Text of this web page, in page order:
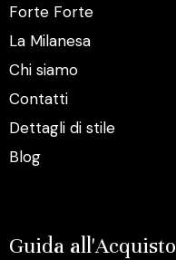
Forte Forte
La Milanesa
Chi siamo
Contatti
Dettagli di stile
Blog
Guida all'Acquisto